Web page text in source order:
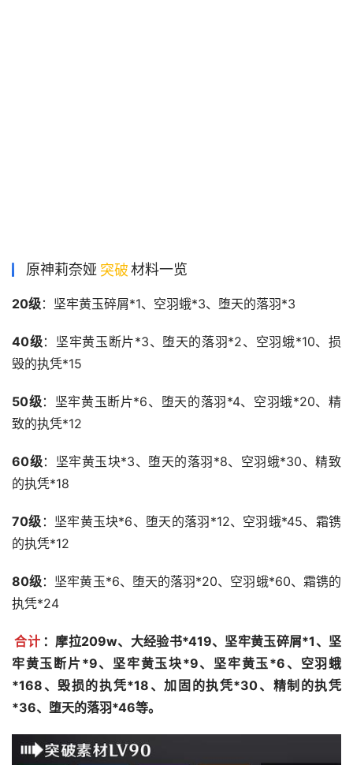
原神莉奈娅 突破材料一览
20级：坚牢黄玉碎屑*1、空羽蛾*3、堕天的落羽*3
40级：坚牢黄玉断片*3、堕天的落羽*2、空羽蛾*10、损
毁的执凭*15
50级：坚牢黄玉断片*6、堕天的落羽*4、空羽蛾*20、精
致的执凭*12
60级：坚牢黄玉块*3、堕天的落羽*8、空羽蛾*30、精致
的执凭*18
70级 ：坚牢黄玉块*6、堕天的落羽*12、空羽蛾*45、霜镌
的执凭*12
80级：坚牢黄玉*6、堕天的落羽*20、空羽蛾*60、霜镌的
执凭*24
合计 ：摩拉209w、大经验书*419、坚牢黄玉碎屑*1、坚
牢黄玉断片*9、坚牢黄玉块*9、坚牢黄玉*6、空羽蛾
*168、毁损的执凭*18、加固的执凭*30、精制的执凭
*36、堕天的落羽*46等。